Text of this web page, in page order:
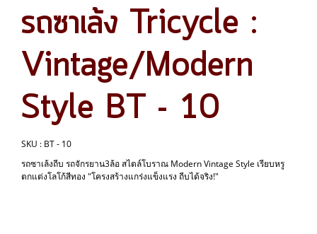
รถซาเล้ง Tricycle :
Vintage/Modern
Style BT - 10
SKU : BT - 10
รถซาเล้งถีบ รถจักรยาน3ล้อ สไตล์โบราณ Modern Vintage Style เรียบหรู
ตกแต่งโลโก้สีทอง "โครงสร้างแกร่งแข็งแรง ถีบได้จริง!"